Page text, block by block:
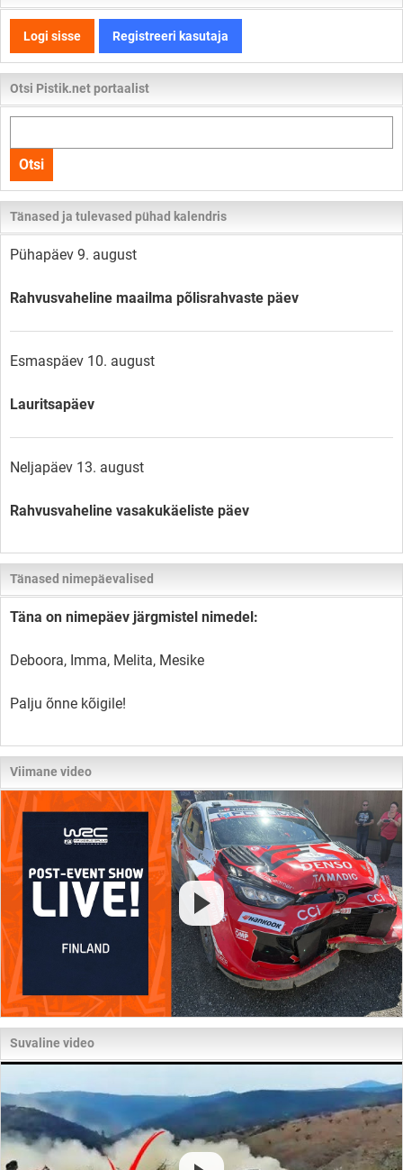
Logi sisse Registreeri kasutaja
Otsi Pistik.net portaalist
kogu
lehelt
Otsi
Tänased ja tulevased pühad kalendris
Pühapäev 9. august
Rahvusvaheline maailma põlisrahvaste päev
Esmaspäev 10. august
Lauritsapäev
Neljapäev 13. august
Rahvusvaheline vasakukäeliste päev
Tänased nimepäevalised
Täna on nimepäev järgmistel nimedel:
Deboora, Imma, Melita, Mesike
Palju õnne kõigile!
Viimane video
Suvaline video